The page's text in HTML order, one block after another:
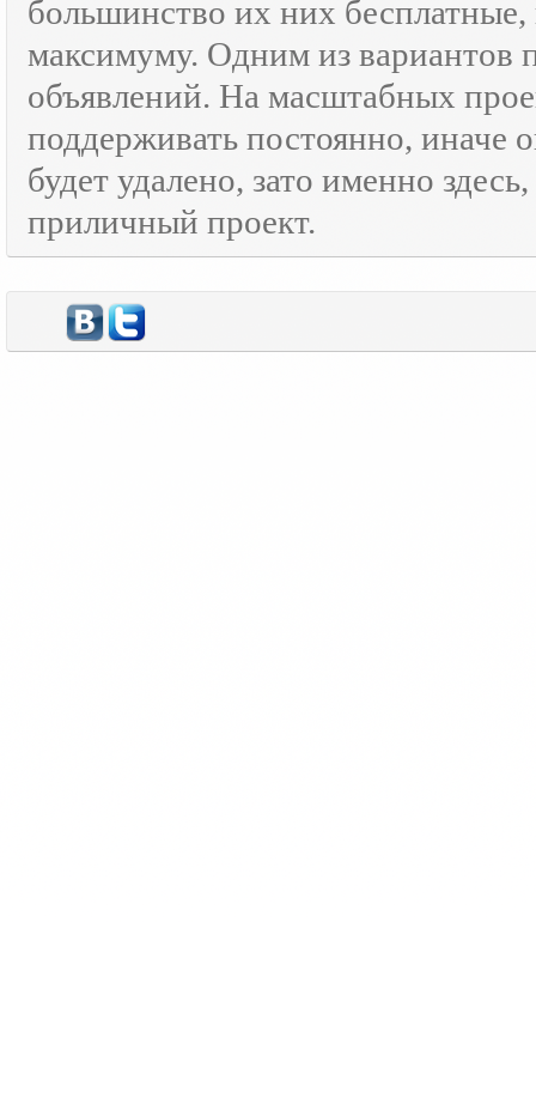
большинство их них
максимуму. Одним из вариантов
объявлений. На масштабных
поддерживать постоянно, иначе
будет удалено, зато именно
приличный проект.